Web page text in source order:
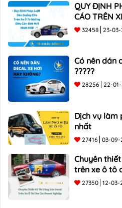
QUY ĐỊNH PHÁP
CÁO TRÊN
BIẾT mới
32458 23-03-
Có nên dán
?????
28256 22-
Dịch vụ làm
nhất
27416 03-09-
Chuyên
27350 12-03-